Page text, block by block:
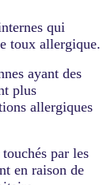
qui
toux allergique.
ayant des
plus
allergiques
par les
en raison de